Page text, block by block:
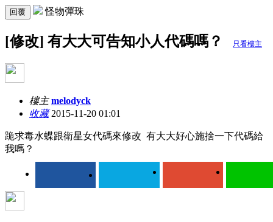
回覆 怪物彈珠
[修改] 有大大可告知小人代碼嗎？ 只看樓主
樓主 melodyck
收藏2015-11-20 01:01
跪求毒水蝶跟衛星女代碼來修改 有大大好心施捨一下代碼給
我嗎？